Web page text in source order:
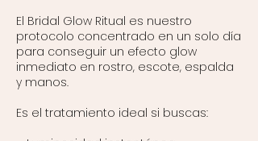
El Bridal Glow Ritual es nuestro
protocolo concentrado en un solo día
para conseguir un efecto glow
inmediato en rostro, escote, espalda
y manos.
Es el tratamiento ideal si buscas: